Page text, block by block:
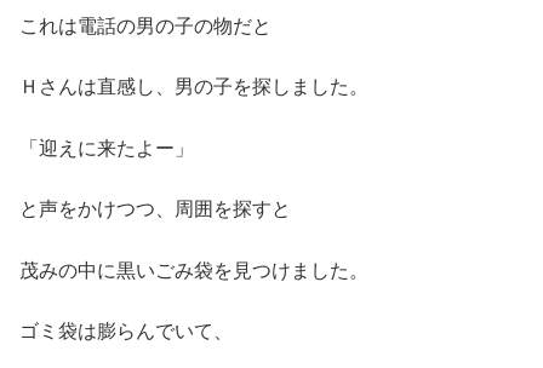
これは電話の男の子の物だと
Ｈさんは直感し、男の子を探しました。
「迎えに来たよー」
と声をかけつつ、周囲を探すと
茂みの中に黒いごみ袋を見つけました。
ゴミ袋は膨らんでいて、